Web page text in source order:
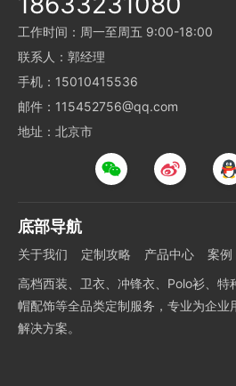
工作时间：周一至周五 9:00-18:00
联系人：郭经理
手机：15010415536
邮件：115452756@qq.com
地址：北京市
底部导航
关于我们 定制攻略 产品中心 案例
高档西装、卫衣、冲锋衣、Polo衫、特
帽配饰等全品类定制服务，专业为企业
解决方案。